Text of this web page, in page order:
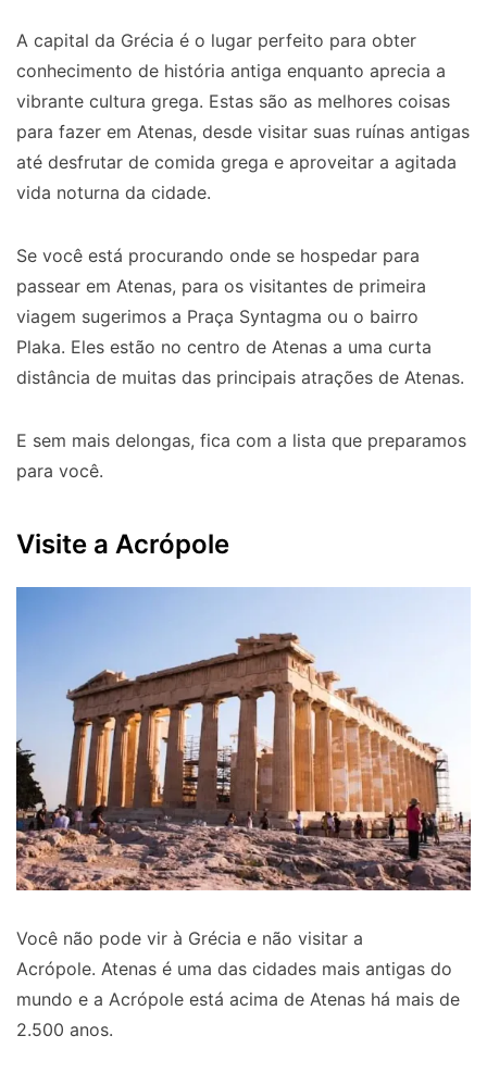
A capital da Grécia é o lugar perfeito para obter
conhecimento de história antiga enquanto aprecia a
vibrante cultura grega. Estas são as melhores coisas
para fazer em Atenas, desde visitar suas ruínas antigas
até desfrutar de comida grega e aproveitar a agitada
vida noturna da cidade.
Se você está procurando onde se hospedar para
passear em Atenas, para os visitantes de primeira
viagem sugerimos a Praça Syntagma ou o bairro
Plaka. Eles estão no centro de Atenas a uma curta
distância de muitas das principais atrações de Atenas.
E sem mais delongas, fica com a lista que preparamos
para você.
Visite a Acrópole
Você não pode vir à Grécia e não visitar a
Acrópole. Atenas é uma das cidades mais antigas do
mundo e a Acrópole está acima de Atenas há mais de
2.500 anos.